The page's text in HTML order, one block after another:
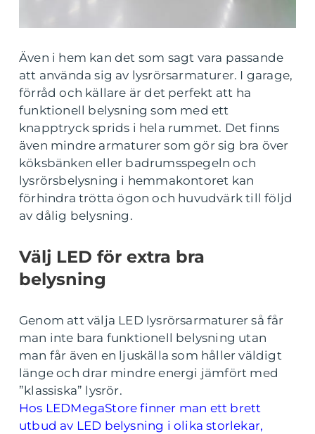
Även i hem kan det som sagt vara passande
att använda sig av lysrörsarmaturer. I garage,
förråd och källare är det perfekt att ha
funktionell belysning som med ett
knapptryck sprids i hela rummet. Det finns
även mindre armaturer som gör sig bra över
köksbänken eller badrumsspegeln och
lysrörsbelysning i hemmakontoret kan
förhindra trötta ögon och huvudvärk till följd
av dålig belysning.
Välj LED för extra bra
belysning
Genom att välja LED lysrörsarmaturer så får
man inte bara funktionell belysning utan
man får även en ljuskälla som håller väldigt
länge och drar mindre energi jämfört med
”klassiska” lysrör.
Hos LEDMegaStore finner man ett brett
utbud av LED belysning i olika storlekar,